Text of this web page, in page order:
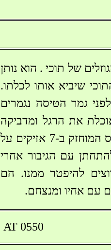
שבמשך 7 שנים טרף את הגוזלים של תוכי . הוא נותן
שיביא אותו לכלתו.
יתן לו 40 כבשים ו-40 פחי מים. לפני גמר הטיסה נגמרים
את הרגל ומדביקה
אותה לגיבור בחזרה בהגיעה לארץ. הגיבור מוצא בתוך בור מים סוס המוחזק ב-7 אזיקים על
עם הגיבור אחרי
להיפטר ממנו. הם
עם אחיו ומנצחם.
AT 0550